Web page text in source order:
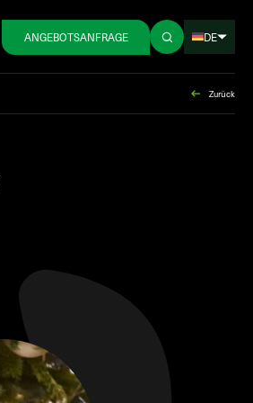
ANGEBOTSANFRAGE DE
Zurück